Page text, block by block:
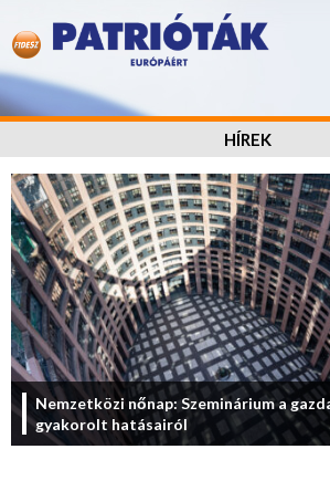
HÍREK
Nemzetközi nőnap: Szeminárium a
gyakorolt hatásairól